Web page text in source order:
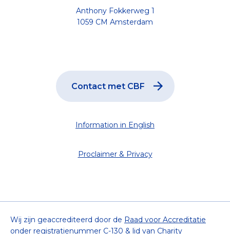
Anthony Fokkerweg 1
1059 CM Amsterdam
Contact met CBF
Information in English
Proclaimer & Privacy
Wij zijn geaccrediteerd door de Raad voor Accreditatie
onder registratienummer C-130 & lid van Charity